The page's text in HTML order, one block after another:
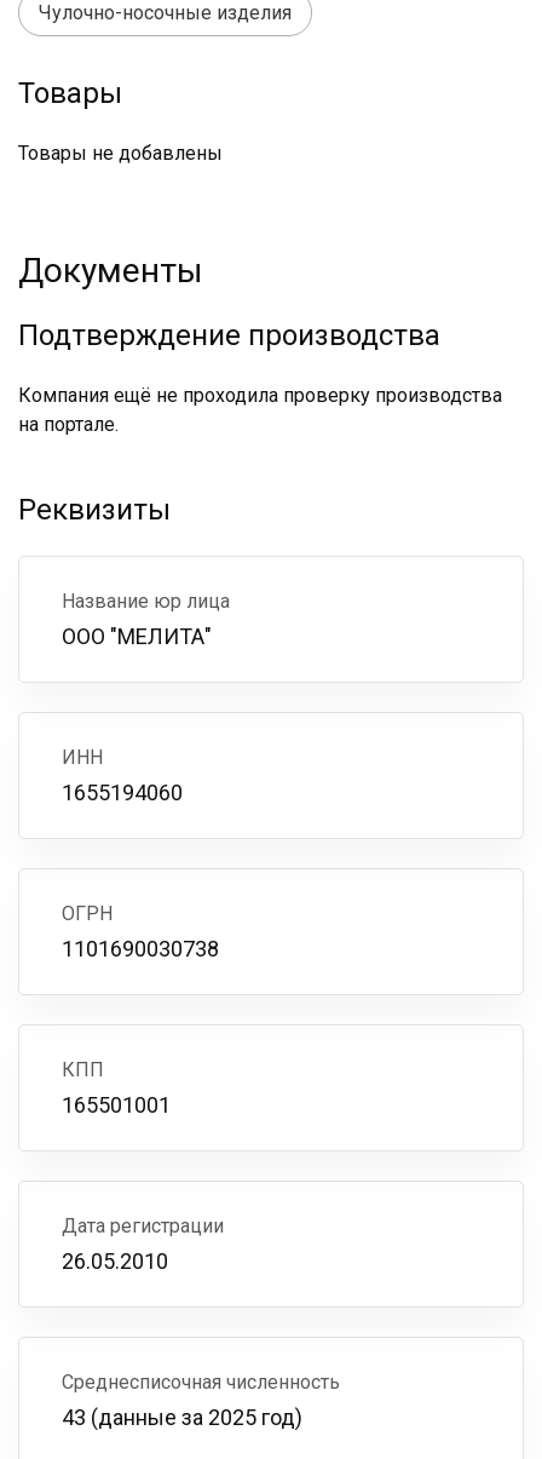
Чулочно-носочные изделия
Товары
Товары не добавлены
Документы
Подтверждение производства
Компания ещё не проходила проверку производства
на портале.
Реквизиты
Название юр лица
ООО "МЕЛИТА"
ИНН
1655194060
ОГРН
1101690030738
КПП
165501001
Дата регистрации
26.05.2010
Среднесписочная численность
43 (данные за 2025 год)